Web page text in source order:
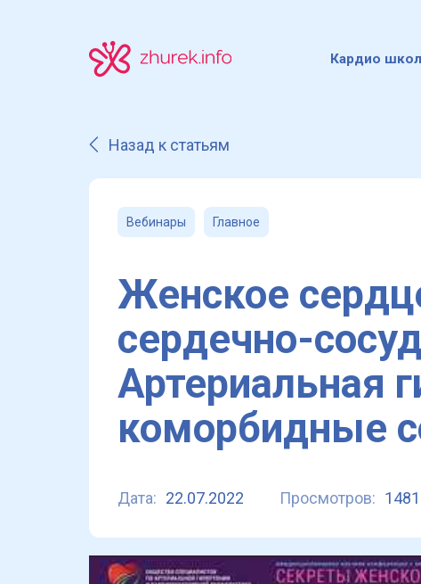
Кардио
Назад к статьям
Вебинары Главное
Женское
сердечно-
Артериальная
коморбидные
Дата: 22.07.2022 Просмотров: 1481